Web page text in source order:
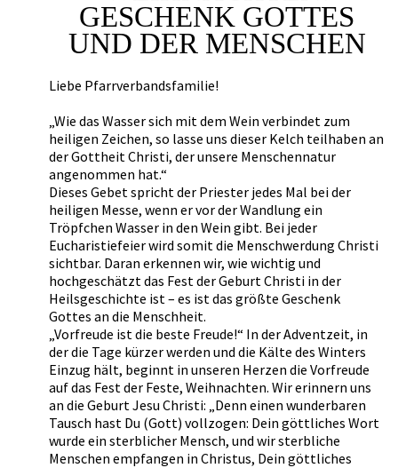
GESCHENK GOTTES
UND DER MENSCHEN
Liebe Pfarrverbandsfamilie!
„Wie das Wasser sich mit dem Wein verbindet zum
heiligen Zeichen, so lasse uns dieser Kelch teilhaben an
der Gottheit Christi, der unsere Menschennatur
angenommen hat.“
Dieses Gebet spricht der Priester jedes Mal bei der
heiligen Messe, wenn er vor der Wandlung ein
Tröpfchen Wasser in den Wein gibt. Bei jeder
Eucharistiefeier wird somit die Menschwerdung Christi
sichtbar. Daran erkennen wir, wie wichtig und
hochgeschätzt das Fest der Geburt Christi in der
Heilsgeschichte ist – es ist das größte Geschenk
Gottes an die Menschheit.
„Vorfreude ist die beste Freude!“ In der Adventzeit, in
der die Tage kürzer werden und die Kälte des Winters
Einzug hält, beginnt in unseren Herzen die Vorfreude
auf das Fest der Feste, Weihnachten. Wir erinnern uns
an die Geburt Jesu Christi: „Denn einen wunderbaren
Tausch hast Du (Gott) vollzogen: Dein göttliches Wort
wurde ein sterblicher Mensch, und wir sterbliche
Menschen empfangen in Christus, Dein göttliches